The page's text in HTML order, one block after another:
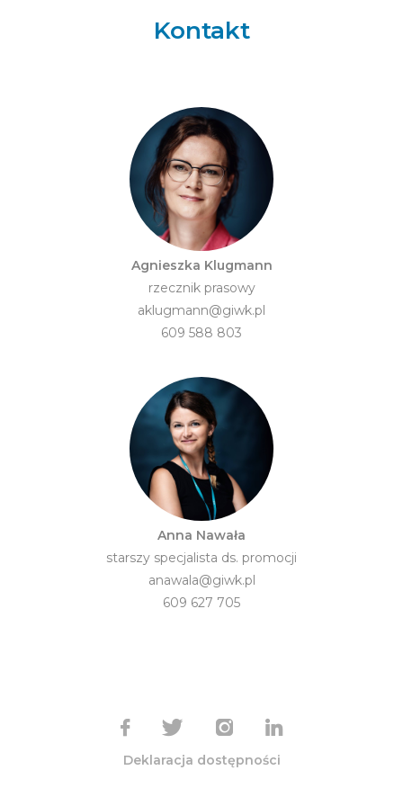
Kontakt
Agnieszka Klugmann
rzecznik prasowy
aklugmann@giwk.pl
609 588 803
Anna Nawała
starszy specjalista ds. promocji
anawala@giwk.pl
609 627 705
Deklaracja dostępności